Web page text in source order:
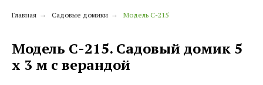
Главная → Садовые домики → Модель С-215
Модель С-215. Садовый домик 5
x 3 м с верандой